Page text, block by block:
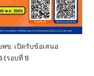
ข. เปิดรับข้อเสนอ
รอบที่ 1)